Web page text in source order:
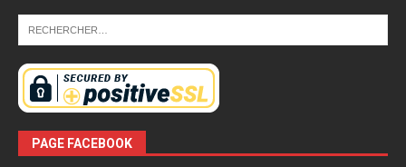
PAGE FACEBOOK